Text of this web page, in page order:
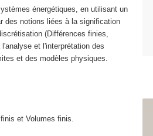
énergétiques, en utilisant un
des notions liées à la signification
(Différences finies,
et l'interprétation des
et des modèles physiques.
et Volumes finis.